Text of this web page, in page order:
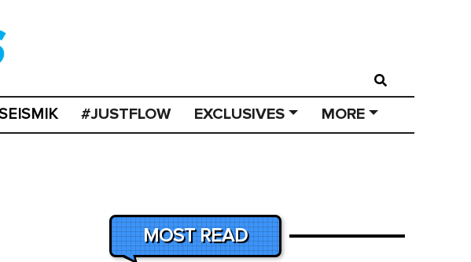
#JUSTFLOW EXCLUSIVES MORE
MOST READ